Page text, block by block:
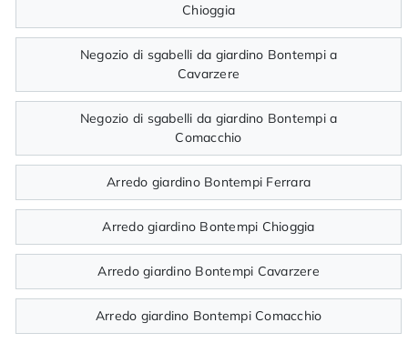
Chioggia
Negozio di sgabelli da giardino Bontempi a
Cavarzere
Negozio di sgabelli da giardino Bontempi a
Comacchio
Arredo giardino Bontempi Ferrara
Arredo giardino Bontempi Chioggia
Arredo giardino Bontempi Cavarzere
Arredo giardino Bontempi Comacchio